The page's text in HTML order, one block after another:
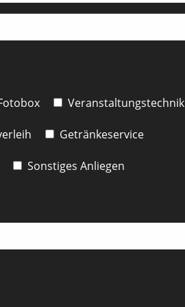
Veranstaltungstechnik
Getränkeservice
Sonstiges Anliegen